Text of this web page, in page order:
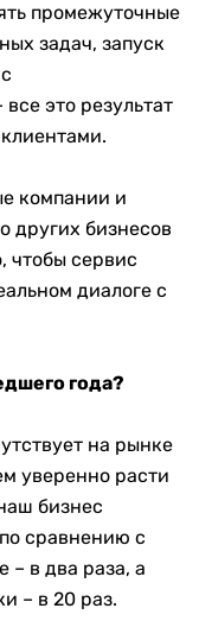
промежуточные
задач, запуск
это результат
компании и
других бизнесов
чтобы сервис
диалоге с
года?
на рынке
уверенно расти
бизнес
сравнению с
– в два раза, а
– в 20 раз.